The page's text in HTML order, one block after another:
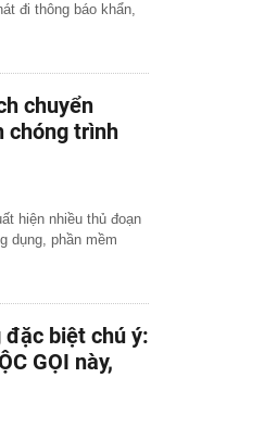
5
ngủ
đi thông báo khẩn,
chuyển
chóng trình
hiện nhiều thủ đoạn
dụng, phần mềm
đặc biệt chú ý:
GỌI này,